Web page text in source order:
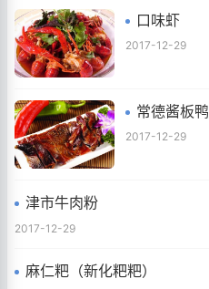
口味虾
2017-12-29
常德酱板鸭
2017-12-29
津市牛肉粉
2017-12-29
麻仁粑（新化粑粑）